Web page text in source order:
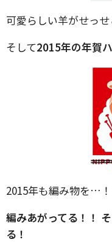
可愛らしい羊がせっせ
そして2015年の年賀
2015年も編み物を…
編みあがってる！！
る！